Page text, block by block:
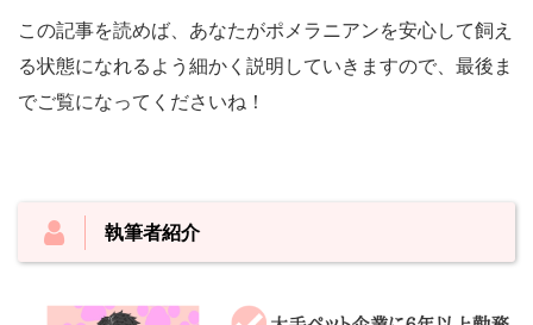
この記事を読めば、あなたがポメラニアンを安心して飼え
る状態になれるよう細かく説明していきますので、最後ま
でご覧になってくださいね！
執筆者紹介